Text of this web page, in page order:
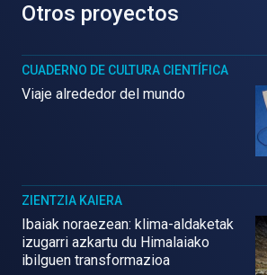
Otros proyectos
CUADERNO DE CULTURA CIENTÍFICA
Viaje alrededor del mundo
ZIENTZIA KAIERA
Ibaiak noraezean: klima-aldaketak
izugarri azkartu du Himalaiako
ibilguen transformazioa